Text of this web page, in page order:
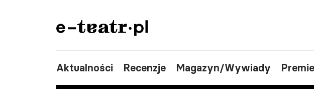
Aktualności Recenzje Magazyn/Wywiady